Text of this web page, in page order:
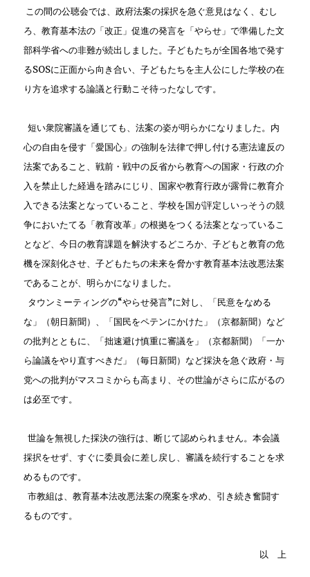
この間の公聴会では、政府法案の採択を急ぐ意見はなく、むし
ろ、教育基本法の「改正」促進の発言を「やらせ」で準備した文
部科学省への非難が続出しました。子どもたちが全国各地で発す
るSOSに正面から向き合い、子どもたちを主人公にした学校の在
り方を追求する論議と行動こそ待ったなしです。
短い衆院審議を通じても、法案の姿が明らかになりました。内
心の自由を侵す「愛国心」の強制を法律で押し付ける憲法違反の
法案であること、戦前・戦中の反省から教育への国家・行政の介
入を禁止した経過を踏みにじり、国家や教育行政が露骨に教育介
入できる法案となっていること、学校を国が評定しいっそうの競
争においたてる「教育改革」の根拠をつくる法案となっているこ
となど、今日の教育課題を解決するどころか、子どもと教育の危
機を深刻化させ、子どもたちの未来を脅かす教育基本法改悪法案
であることが、明らかになりました。
タウンミーティングの“やらせ発言”に対し、「民意をなめる
な」（朝日新聞）、「国民をペテンにかけた」（京都新聞）など
の批判とともに、「拙速避け慎重に審議を」（京都新聞）「一か
ら論議をやり直すべきだ」（毎日新聞）など採決を急ぐ政府・与
党への批判がマスコミからも高まり、その世論がさらに広がるの
は必至です。
世論を無視した採決の強行は、断じて認められません。本会議
採択をせず、すぐに委員会に差し戻し、審議を続行することを求
めるものです。
市教組は、教育基本法改悪法案の廃案を求め、引き続き奮闘す
るものです。
以 上